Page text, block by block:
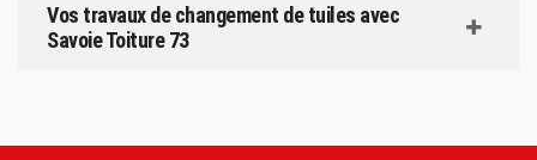
Vos travaux de changement de tuiles avec
Savoie Toiture 73